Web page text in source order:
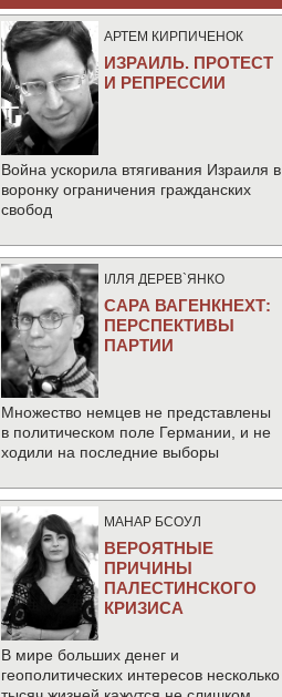
АРТЕМ КИРПИЧЕНОК
ИЗРАИЛЬ. ПРОТЕСТ
И РЕПРЕССИИ
Война ускорила втягивания Израиля в
воронку ограничения гражданских
свобод
IЛЛЯ ДЕРЕВ`ЯНКО
САРА ВАГЕНКНЕХТ:
ПЕРСПЕКТИВЫ
ПАРТИИ
Множество немцев не представлены
в политическом поле Германии, и не
ходили на последние выборы
МАНАР БСОУЛ
ВЕРОЯТНЫЕ
ПРИЧИНЫ
ПАЛЕСТИНСКОГО
КРИЗИСА
В мире больших денег и
геополитических интересов несколько